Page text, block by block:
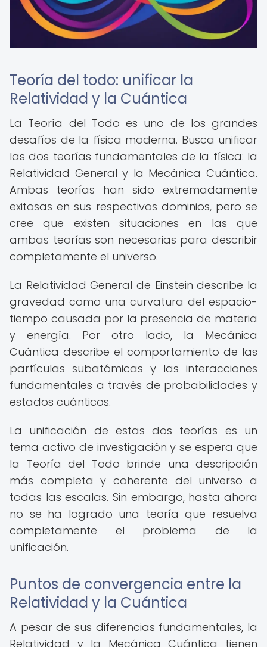
Teoría del todo: unificar la
Relatividad y la Cuántica
La Teoría del Todo es uno de los grandes
desafíos de la física moderna. Busca unificar
las dos teorías fundamentales de la física: la
Relatividad General y la Mecánica Cuántica.
Ambas teorías han sido extremadamente
exitosas en sus respectivos dominios, pero se
cree que existen situaciones en las que
ambas teorías son necesarias para describir
completamente el universo.
La Relatividad General de Einstein describe la
gravedad como una curvatura del espacio-
tiempo causada por la presencia de materia
y energía. Por otro lado, la Mecánica
Cuántica describe el comportamiento de las
partículas subatómicas y las interacciones
fundamentales a través de probabilidades y
estados cuánticos.
La unificación de estas dos teorías es un
tema activo de investigación y se espera que
la Teoría del Todo brinde una descripción
más completa y coherente del universo a
todas las escalas. Sin embargo, hasta ahora
no se ha logrado una teoría que resuelva
completamente el problema de la
unificación.
Puntos de convergencia entre la
Relatividad y la Cuántica
A pesar de sus diferencias fundamentales, la
Relatividad y la Mecánica Cuántica tienen